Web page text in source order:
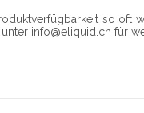
so oft
info@eliquid.ch für